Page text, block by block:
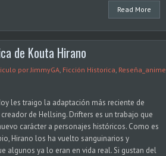
Read More
de Kouta Hirano
por JimmyGA Ficción Historica Reseña_anime
les traigo la adaptación más reciente de
de Hellsing. Drifters es un trabajo que
carácter a personajes históricos. Como es
Hirano los ha vuelto sanguinarios y
algunos ya lo eran en vida real. Si gustan del